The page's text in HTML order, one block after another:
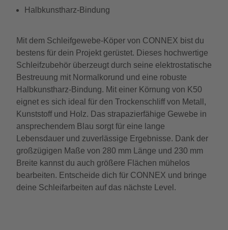
Halbkunstharz-Bindung
Mit dem Schleifgewebe-Köper von CONNEX bist du
bestens für dein Projekt gerüstet. Dieses hochwertige
Schleifzubehör überzeugt durch seine elektrostatische
Bestreuung mit Normalkorund und eine robuste
Halbkunstharz-Bindung. Mit einer Körnung von K50
eignet es sich ideal für den Trockenschliff von Metall,
Kunststoff und Holz. Das strapazierfähige Gewebe in
ansprechendem Blau sorgt für eine lange
Lebensdauer und zuverlässige Ergebnisse. Dank der
großzügigen Maße von 280 mm Länge und 230 mm
Breite kannst du auch größere Flächen mühelos
bearbeiten. Entscheide dich für CONNEX und bringe
deine Schleifarbeiten auf das nächste Level.